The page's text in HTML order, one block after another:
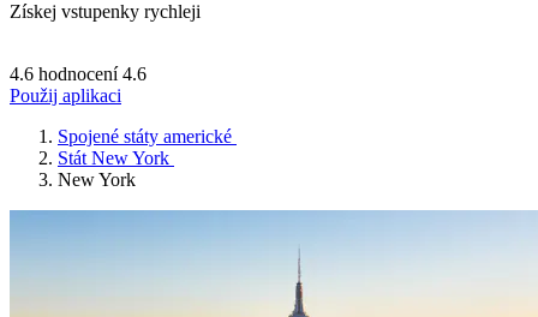
Získej vstupenky rychleji
4.6 hodnocení 4.6
Použij aplikaci
Spojené státy americké
Stát New York
New York